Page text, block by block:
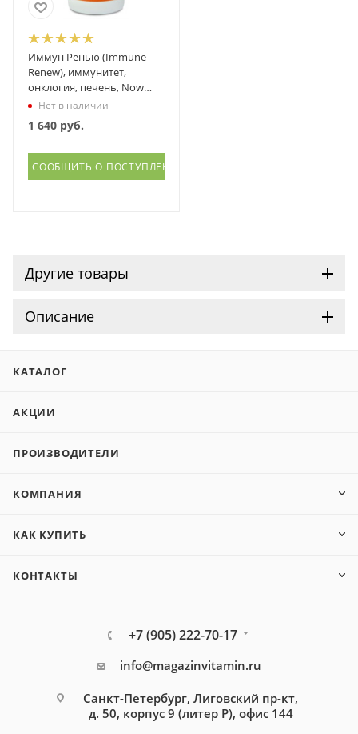
Иммун Ренью (Immune
Renew), иммунитет,
онклогия, печень, Now
Foods (Нау фудс), 90 капсул
Нет в наличии
1 640 руб.
СООБЩИТЬ О ПОСТУПЛЕНИИ
Другие товары
Описание
КАТАЛОГ
АКЦИИ
ПРОИЗВОДИТЕЛИ
КОМПАНИЯ
КАК КУПИТЬ
КОНТАКТЫ
+7 (905) 222-70-17
info@magazinvitamin.ru
Санкт-Петербург, Лиговский пр-кт,
д. 50, корпус 9 (литер Р), офис 144